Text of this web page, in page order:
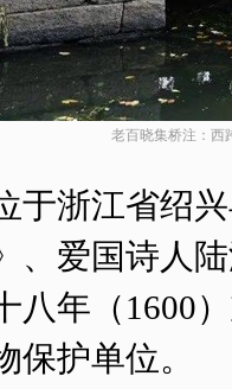
老百晓集桥注：西
浙江省绍兴
、爱国诗人
年（1600）
护单位。